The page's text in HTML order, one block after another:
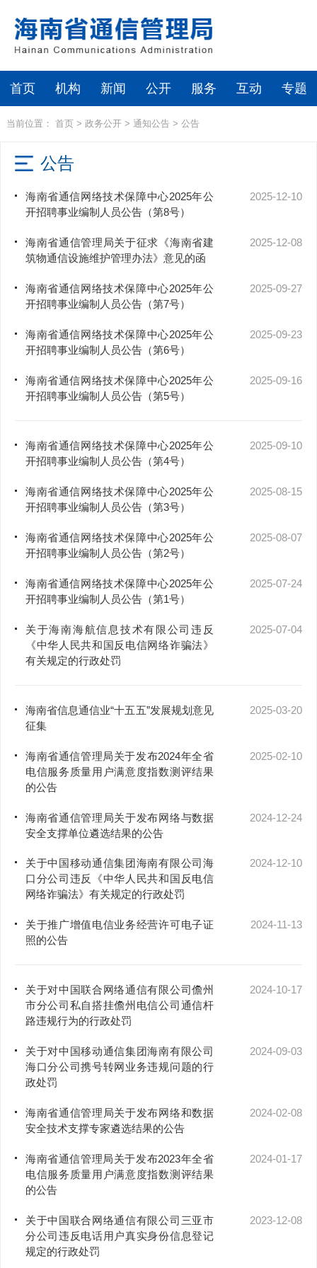
首页 机构 新闻 公开 服务 互动 专题
当前位置： 首页> 政务公开> 通知公告> 公告
公告
海南省通信网络技术保障中心2025年公
开招聘事业编制人员公告（第8号）
2025-12-10
海南省通信管理局关于征求《海南省建
筑物通信设施维护管理办法》意见的函
2025-12-08
海南省通信网络技术保障中心2025年公
开招聘事业编制人员公告（第7号）
2025-09-27
海南省通信网络技术保障中心2025年公
开招聘事业编制人员公告（第6号）
2025-09-23
海南省通信网络技术保障中心2025年公
开招聘事业编制人员公告（第5号）
2025-09-16
海南省通信网络技术保障中心2025年公
开招聘事业编制人员公告（第4号）
2025-09-10
海南省通信网络技术保障中心2025年公
开招聘事业编制人员公告（第3号）
2025-08-15
海南省通信网络技术保障中心2025年公
开招聘事业编制人员公告（第2号）
2025-08-07
海南省通信网络技术保障中心2025年公
开招聘事业编制人员公告（第1号）
2025-07-24
关于海南海航信息技术有限公司违反
《中华人民共和国反电信网络诈骗法》
有关规定的行政处罚
2025-07-04
海南省信息通信业“十五五”发展规划意见
征集
2025-03-20
海南省通信管理局关于发布2024年全省
电信服务质量用户满意度指数测评结果
的公告
2025-02-10
海南省通信管理局关于发布网络与数据
安全支撑单位遴选结果的公告
2024-12-24
关于中国移动通信集团海南有限公司海
口分公司违反《中华人民共和国反电信
网络诈骗法》有关规定的行政处罚
2024-12-10
关于推广增值电信业务经营许可电子证
照的公告
2024-11-13
关于对中国联合网络通信有限公司儋州
市分公司私自搭挂儋州电信公司通信杆
路违规行为的行政处罚
2024-10-17
关于对中国移动通信集团海南有限公司
海口分公司携号转网业务违规问题的行
政处罚
2024-09-03
海南省通信管理局关于发布网络和数据
安全技术支撑专家遴选结果的公告
2024-02-08
海南省通信管理局关于发布2023年全省
电信服务质量用户满意度指数测评结果
的公告
2024-01-17
关于中国联合网络通信有限公司三亚市
分公司违反电话用户真实身份信息登记
规定的行政处罚
2023-12-08